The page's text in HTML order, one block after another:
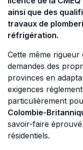
ainsi que des
travaux de
réfrigération.
Cette même
demandes des
provinces en
exigences
particulièrement
Colombie-
savoir-faire
résidentiels.